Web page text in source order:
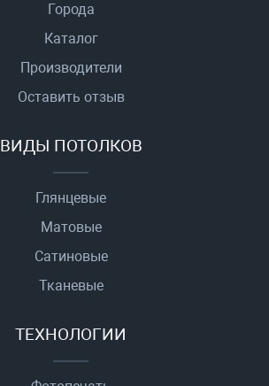
Города
Каталог
Производители
Оставить отзыв
ВИДЫ ПОТОЛКОВ
Глянцевые
Матовые
Сатиновые
Тканевые
ТЕХНОЛОГИИ